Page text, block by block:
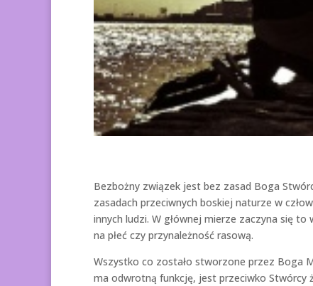
Bezbożny związek jest bez zasad Boga
zasadach przeciwnych boskiej naturze w
innych ludzi. W głównej mierze zaczyna się
na płeć czy przynależność rasową.
Wszystko co zostało stworzone przez Boga
ma odwrotną funkcję, jest przeciwko Stwórcy